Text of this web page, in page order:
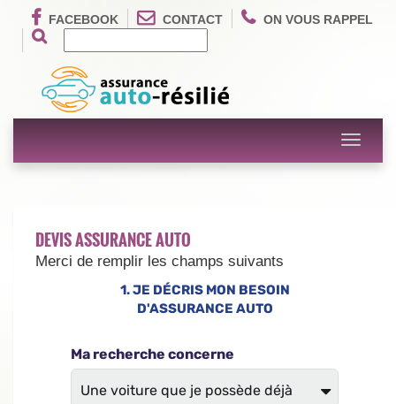
FACEBOOK CONTACT ON VOUS RAPPEL
Toggle
DEVIS ASSURANCE AUTO
Merci de remplir les champs suivants